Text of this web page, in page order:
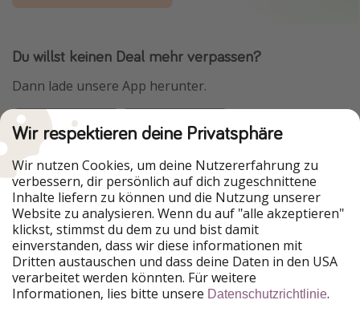
Du willst keinen Deal mehr verpassen?
Dann lade unsere App herunter.
Urlaubspiraten ist Teil der HolidayPirates Group
Unsere Märkte
PiratinViaggio
HolidayPirates
VakantiePiraten
WakacyjniPiraci
VoyagesPirates
Ferienpiraten
Urlaubspiraten
ViajerosPiratas
TravelPirates
Wir respektieren deine Privatsphäre
Wir nutzen Cookies, um deine Nutzererfahrung zu
verbessern, dir persönlich auf dich zugeschnittene
Inhalte liefern zu können und die Nutzung unserer
Website zu analysieren. Wenn du auf "alle akzeptieren"
klickst, stimmst du dem zu und bist damit
einverstanden, dass wir diese informationen mit
Dritten austauschen und dass deine Daten in den USA
verarbeitet werden könnten. Für weitere
Informationen, lies bitte unsere Datenschutzrichtlinie.